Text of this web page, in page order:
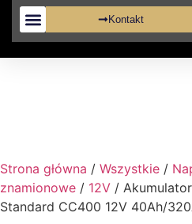
Kontakt
Strona główna / Wszystkie /
znamionowe / 12V /
Standard CC400 12V 40Ah/